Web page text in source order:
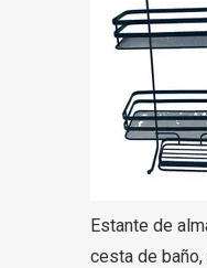
Estante de
cesta de